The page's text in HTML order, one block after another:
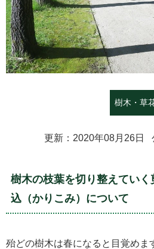
樹木・草
更新：2020年08月26日
樹木の枝葉を切り整えていく
込（かりこみ）について
殆どの樹木は春になると目覚めま